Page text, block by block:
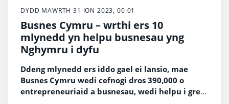
DYDD MAWRTH 31 ION 2023, 00:01
Busnes Cymru – wrthi ers 10
mlynedd yn helpu busnesau yng
Nghymru i dyfu
Ddeng mlynedd ers iddo gael ei lansio, mae
Busnes Cymru wedi cefnogi dros 390,000 o
entrepreneuriaid a busnesau, wedi helpu i greu